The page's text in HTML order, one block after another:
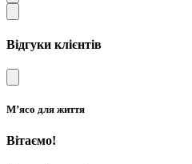
Відгуки клієнтів
М’ясо для життя
Вітаємо!